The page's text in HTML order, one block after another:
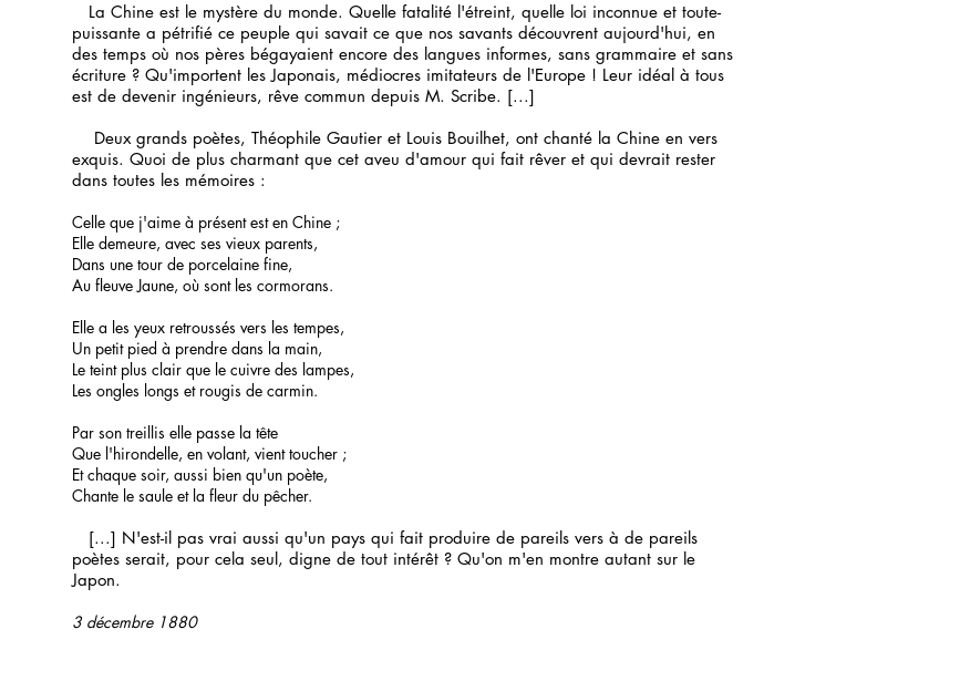
La Chine est le mystère du monde. Quelle fatalité l'étreint, quelle loi inconnue et toute-
puissante a pétrifié ce peuple qui savait ce que nos savants découvrent aujourd'hui, en
des temps où nos pères bégayaient encore des langues informes, sans grammaire et sans
écriture ? Qu'importent les Japonais, médiocres imitateurs de l'Europe ! Leur idéal à tous
est de devenir ingénieurs, rêve commun depuis M. Scribe. [...]
Deux grands poètes, Théophile Gautier et Louis Bouilhet, ont chanté la Chine en vers
exquis. Quoi de plus charmant que cet aveu d'amour qui fait rêver et qui devrait rester
dans toutes les mémoires :
Celle que j'aime à présent est en Chine ;
Elle demeure, avec ses vieux parents,
Dans une tour de porcelaine fine,
Au fleuve Jaune, où sont les cormorans.
Elle a les yeux retroussés vers les tempes,
Un petit pied à prendre dans la main,
Le teint plus clair que le cuivre des lampes,
Les ongles longs et rougis de carmin.
Par son treillis elle passe la tête
Que l'hirondelle, en volant, vient toucher ;
Et chaque soir, aussi bien qu'un poète,
Chante le saule et la fleur du pêcher.
[...] N'est-il pas vrai aussi qu'un pays qui fait produire de pareils vers à de pareils
poètes serait, pour cela seul, digne de tout intérêt ? Qu'on m'en montre autant sur le
Japon.
3 décembre 1880